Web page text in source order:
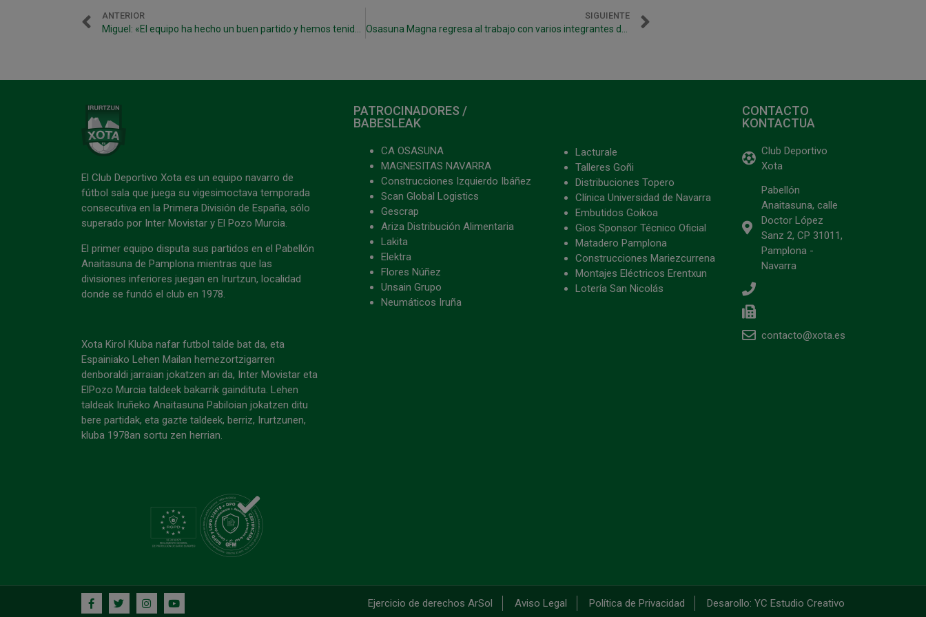
ANTERIOR SIGUIENTE
El Club Deportivo Xota es un equipo navarro de
fútbol sala que juega su vigesimoctava temporada
consecutiva en la Primera División de España, sólo
superado por Inter Movistar y El Pozo Murcia.
El primer equipo disputa sus partidos en el Pabellón
Anaitasuna de Pamplona mientras que las
divisiones inferiores juegan en Irurtzun, localidad
donde se fundó el club en 1978.
Xota Kirol Kluba nafar futbol talde bat da, eta
Espainiako Lehen Mailan hemezortzigarren
denboraldi jarraian jokatzen ari da, Inter Movistar eta
ElPozo Murcia taldeek bakarrik gaindituta. Lehen
taldeak Iruñeko Anaitasuna Pabiloian jokatzen ditu
bere partidak, eta gazte taldeek, berriz, Irurtzunen,
kluba 1978an sortu zen herrian.
PATROCINADORES /
BABESLEAK
CA OSASUNA
MAGNESITAS NAVARRA
Construcciones Izquierdo Ibáñez
Scan Global Logistics
Gescrap
Ariza Distribución Alimentaria
Lakita
Elektra
Flores Núñez
Unsain Grupo
Neumáticos Iruña
Lacturale
Talleres Goñi
Distribuciones Topero
Clínica Universidad de Navarra
Embutidos Goikoa
Gios Sponsor Técnico Oficial
Matadero Pamplona
Construcciones Mariezcurrena
Montajes Eléctricos Erentxun
Lotería San Nicolás
CONTACTO
KONTACTUA
Club Deportivo
Xota
Pabellón
Anaitasuna, calle
Doctor López
Sanz 2, CP 31011,
Pamplona -
Navarra
contacto@xota.es
Ejercicio de derechos ArSol Aviso Legal Política de Privacidad Desarollo: YC Estudio Creativo